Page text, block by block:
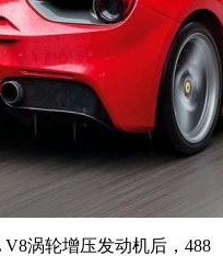
涡轮增压发动机后，488